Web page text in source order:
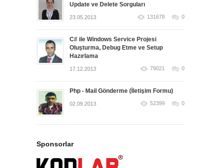
Update ve Delete Sorguları
23.05.2013 131678 0
C# ile Windows Service Projesi
Oluşturma, Debug Etme ve Setup
Hazırlama
17.12.2013 79021 0
Php - Mail Gönderme (İletişim Formu)
02.09.2013 52399 0
Sponsorlar